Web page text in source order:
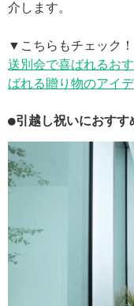
介します。
▼こちらもチェック！
送別会で喜ばれるお
ばれる贈り物のアイ
●引越し祝いにおす